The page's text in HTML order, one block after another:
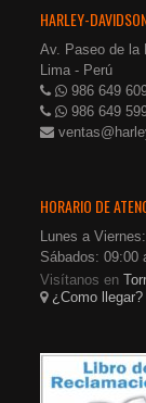
HARLEY-
Av. Paseo de la
Lima - Perú
986 649
986 649
HORARIO DE
Lunes a
Sábados: 09:00
Visítanos en
¿Como llegar?